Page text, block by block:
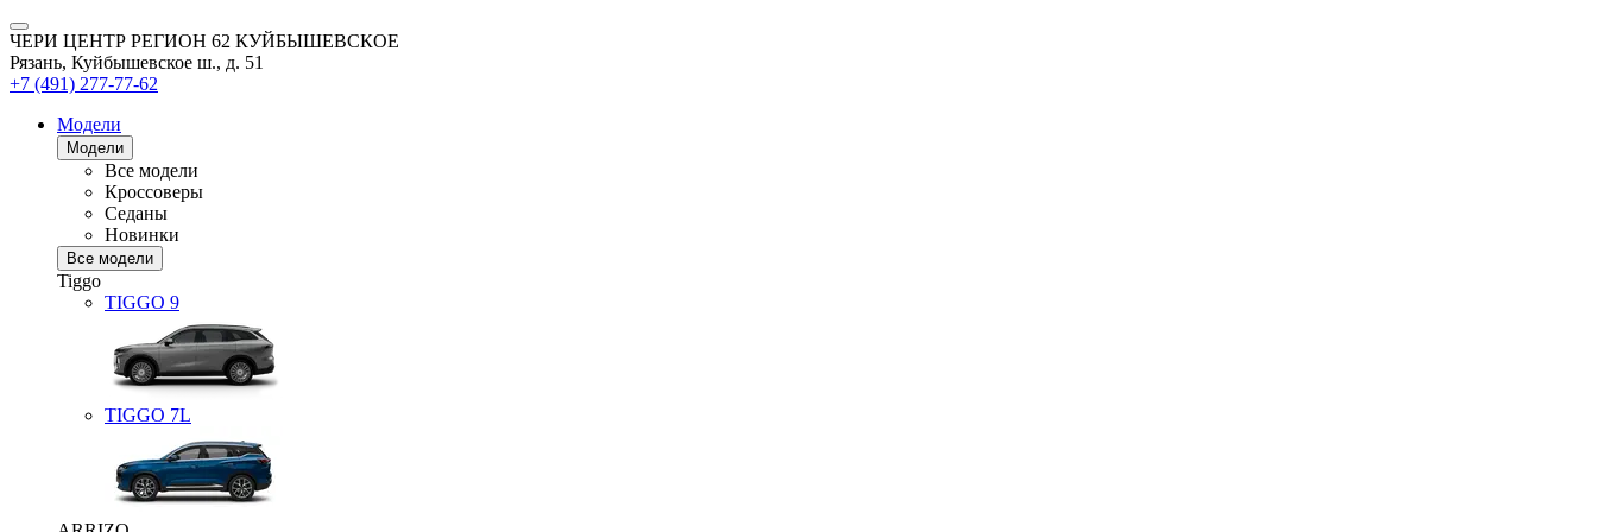
ЧЕРИ ЦЕНТР РЕГИОН 62 КУЙБЫШЕВСКОЕ
Рязань, Куйбышевское ш., д. 51
+7 (491) 277-77-62
Модели
Модели
Все модели
Кроссоверы
Седаны
Новинки
Все модели
Tiggo
TIGGO 9
TIGGO 7L